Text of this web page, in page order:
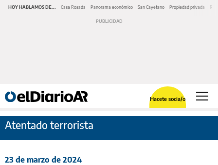
HOY HABLAMOS DE... Casa Rosada Panorama económico San Cayetano Propiedad privada
Hacete socia/o
Atentado terrorista
23 de marzo de 2024